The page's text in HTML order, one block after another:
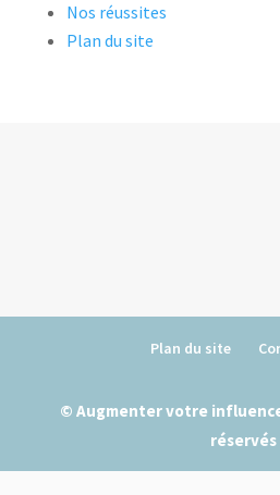
Nos réussites
Plan du site
Plan du site
© Augmenter votre
réservés